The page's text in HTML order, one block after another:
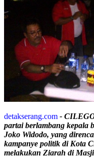
detakserang.com -
partai berlambang kepala
Joko Widodo, yang
kampanye politik di Kota
melakukan Ziarah di